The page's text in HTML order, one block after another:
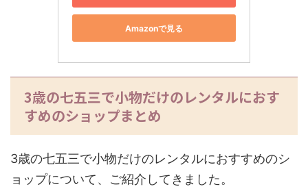
Amazonで見る
3歳の七五三で小物だけのレンタルにおす
すめのショップまとめ
3歳の七五三で小物だけのレンタルにおすすめのシ
ョップについて、ご紹介してきました。